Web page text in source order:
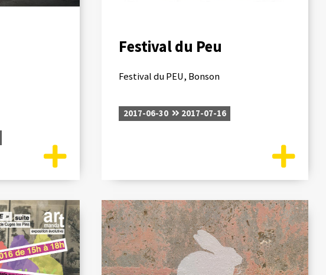
Festival du Peu
Festival du PEU, Bonson
2017-06-30 2017-07-16